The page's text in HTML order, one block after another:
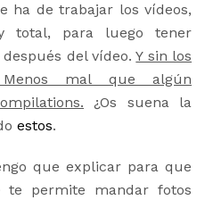
ha de trabajar los vídeos,
total, para luego tener
del vídeo.Y sin los
mal que algún
¿Os suena la
estos.
que explicar para que
te permite mandar fotos